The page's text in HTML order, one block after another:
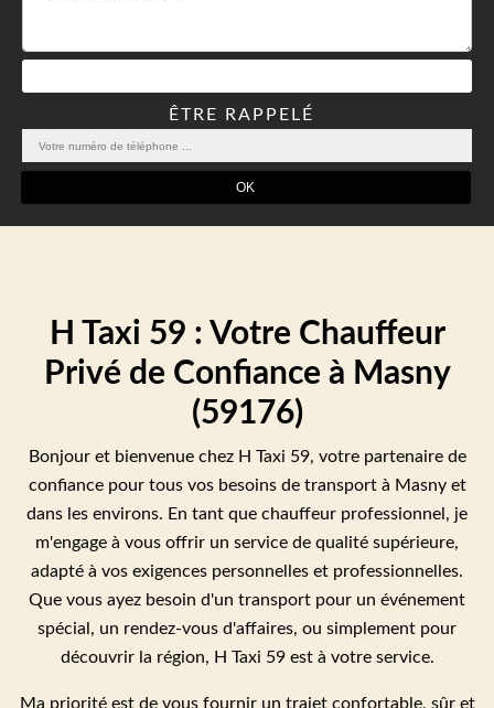
ÊTRE RAPPELÉ
H Taxi 59 : Votre Chauffeur
Privé de Confiance à Masny
(59176)
Bonjour et bienvenue chez H Taxi 59, votre partenaire de
confiance pour tous vos besoins de transport à Masny et
dans les environs. En tant que chauffeur professionnel, je
m'engage à vous offrir un service de qualité supérieure,
adapté à vos exigences personnelles et professionnelles.
Que vous ayez besoin d'un transport pour un événement
spécial, un rendez-vous d'affaires, ou simplement pour
découvrir la région, H Taxi 59 est à votre service.
Ma priorité est de vous fournir un trajet confortable, sûr et